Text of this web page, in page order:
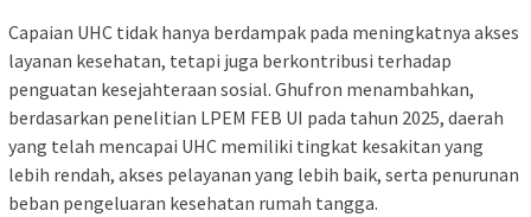
Capaian UHC tidak hanya berdampak pada meningkatnya akses
layanan kesehatan, tetapi juga berkontribusi terhadap
penguatan kesejahteraan sosial. Ghufron menambahkan,
berdasarkan penelitian LPEM FEB UI pada tahun 2025, daerah
yang telah mencapai UHC memiliki tingkat kesakitan yang
lebih rendah, akses pelayanan yang lebih baik, serta penurunan
beban pengeluaran kesehatan rumah tangga.